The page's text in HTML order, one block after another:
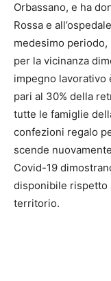
Orbassano, e ha
Rossa e
medesimo periodo,
per la vicinanza
impegno lavorativo
pari al 30% della
tutte le famiglie
confezioni regalo
scende
Covid-19
disponibile rispetto
territorio.